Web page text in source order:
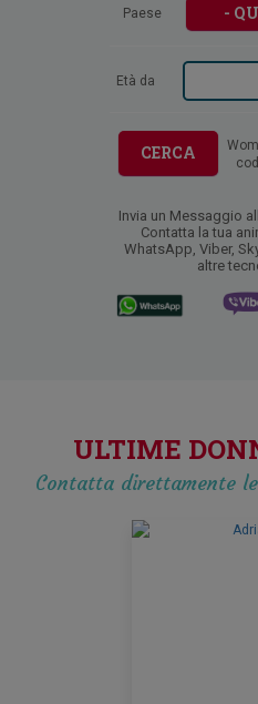
Paese -
Età da
CERCA
Invia un Messaggio
Contatta la tua
WhatsApp, Viber,
altre
ULTIME
Contatta direttamente